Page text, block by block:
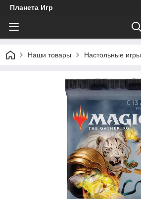
Планета Игр
Наши товары Настольные игры